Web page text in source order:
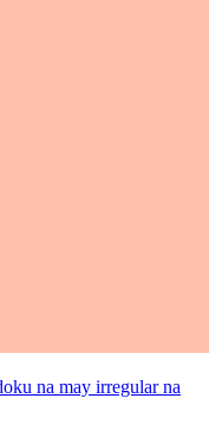
na may irregular na